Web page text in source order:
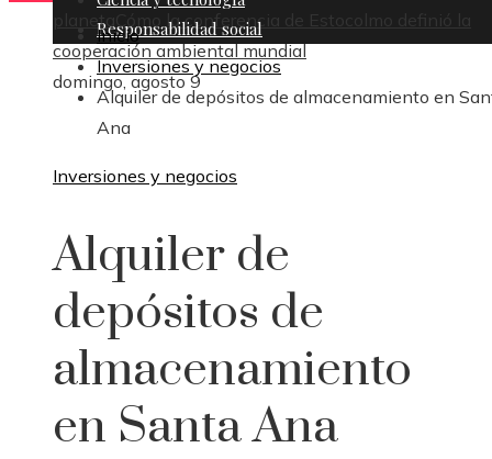
planeta
Cómo la conferencia de Estocolmo definió la
cooperación ambiental mundial
domingo, agosto 9
Responsabilidad social
Inicio
Inversiones y negocios
Alquiler de depósitos de almacenamiento en
Ana
Inversiones y negocios
Alquiler de
depósitos de
almacenamiento
en Santa Ana